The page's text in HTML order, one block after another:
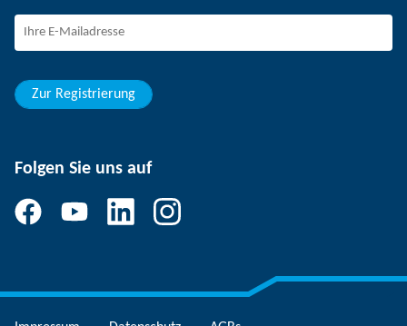
Berufseinsteiger
Schüler
Zur Registrierung
Folgen Sie uns auf